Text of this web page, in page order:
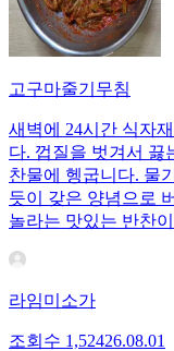
고구마줄기무침
새벽에 24시간 식자
다. 껍질을 벗겨서 끓
찬물에 헹굽니다. 물
듯이 갖은 양념으로
놀라는 맛있는 반찬
라임미소가
조회수 1,52426.08.01